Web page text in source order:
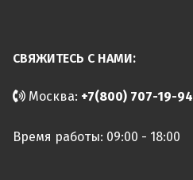
СВЯЖИТЕСЬ С НАМИ:
Москва: +7(800) 707-19-94
Время работы: 09:00 - 18:00